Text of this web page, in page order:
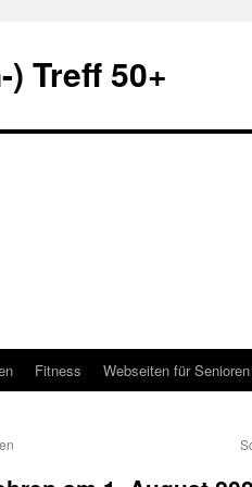
Treff 50+
Fitness Webseiten für Senioren